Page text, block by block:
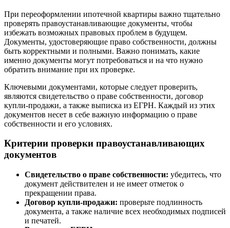
При переоформлении ипотечной квартиры важно тщательно
проверять правоустанавливающие документы, чтобы
избежать возможных правовых проблем в будущем.
Документы, удостоверяющие право собственности, должны
быть корректными и полными. Важно понимать, какие
именно документы могут потребоваться и на что нужно
обратить внимание при их проверке.
Ключевыми документами, которые следует проверить,
являются свидетельство о праве собственности, договор
купли-продажи, а также выписка из ЕГРН. Каждый из этих
документов несет в себе важную информацию о праве
собственности и его условиях.
Критерии проверки правоустанавливающих
документов
Свидетельство о праве собственности: убедитесь, что
документ действителен и не имеет отметок о
прекращении права.
Договор купли-продажи: проверьте подлинность
документа, а также наличие всех необходимых подписей
и печатей.